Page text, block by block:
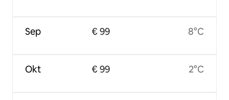
Sep
Okt
€ 99
€ 99
8°C
2°C